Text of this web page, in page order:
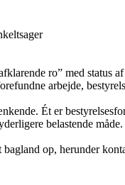
ro” med
arbejde,
Ét er
belastende måde.
op, herunder